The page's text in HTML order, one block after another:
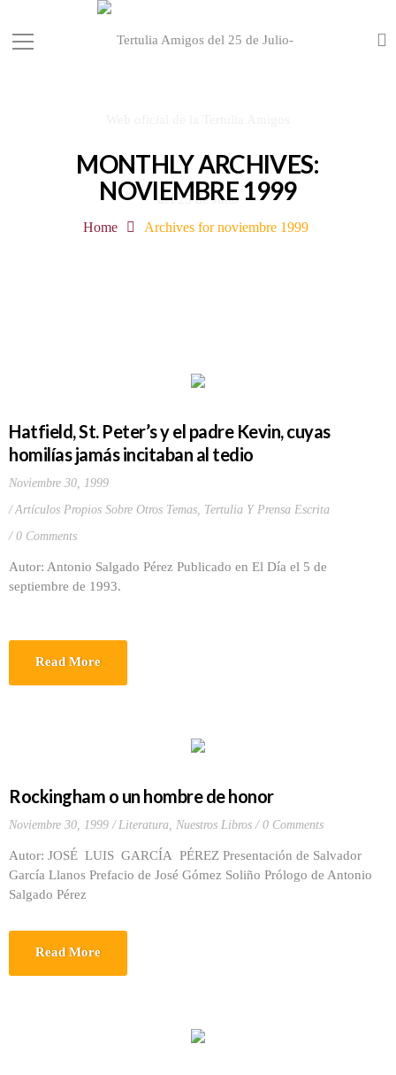
MONTHLY ARCHIVES:
NOVIEMBRE 1999
Home Archives for noviembre 1999
Hatfield, St. Peter’s y el padre Kevin, cuyas
homilías jamás incitaban al tedio
Noviembre 30, 1999
Artículos Propios Sobre Otros Temas, Tertulia Y Prensa Escrita
0 Comments
Autor: Antonio Salgado Pérez Publicado en El Día el 5 de
septiembre de 1993.
Read More
Rockingham o un hombre de honor
Noviembre 30, 1999 Literatura, Nuestros Libros 0 Comments
Autor: JOSÉ LUIS GARCÍA PÉREZ Presentación de Salvador
García Llanos Prefacio de José Gómez Soliño Prólogo de Antonio
Salgado Pérez
Read More